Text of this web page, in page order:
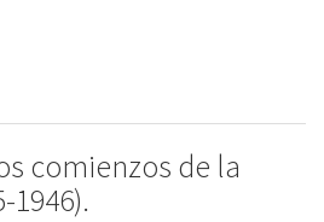
comienzos de la
1946).